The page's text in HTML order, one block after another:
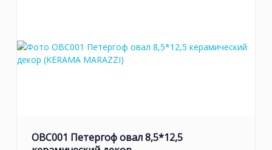
OBC001 Петергоф овал 8,5*12,5